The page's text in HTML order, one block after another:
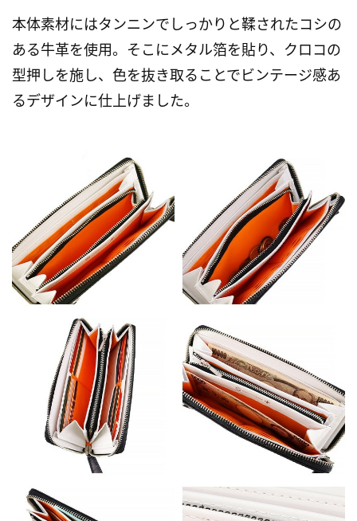
本体素材にはタンニンでしっかりと鞣されたコシの
ある牛革を使用。そこにメタル箔を貼り、クロコの
型押しを施し、色を抜き取ることでビンテージ感あ
るデザインに仕上げました。